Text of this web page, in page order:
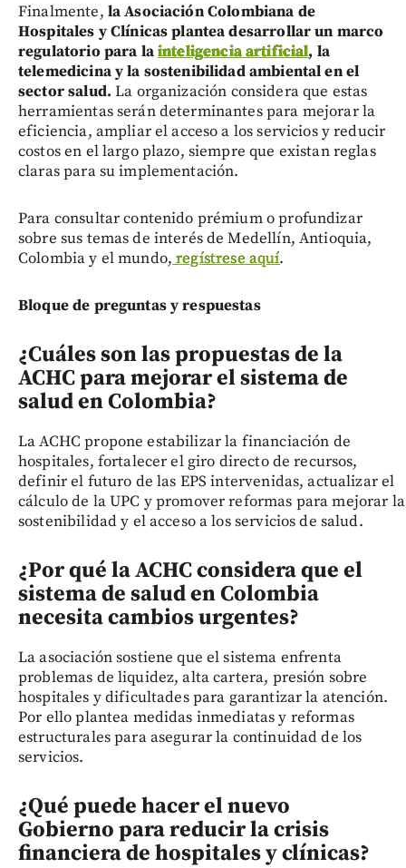
Finalmente, la Asociación Colombiana de
Hospitales y Clínicas plantea desarrollar un marco
regulatorio para lainteligencia artificial, la
telemedicina y la sostenibilidad ambiental en el
sector salud.La organización considera que estas
herramientas serán determinantes para mejorar la
eficiencia, ampliar el acceso a los servicios y reducir
costos en el largo plazo, siempre que existan reglas
claras para su implementación.
Para consultar contenido prémium o profundizar
sobre sus temas de interés de Medellín, Antioquia,
Colombia y el mundo, regístrese aquí.
Bloque de preguntas y respuestas
¿Cuáles son las propuestas de la
ACHC para mejorar el sistema de
salud en Colombia?
La ACHC propone estabilizar la financiación de
hospitales, fortalecer el giro directo de recursos,
definir el futuro de las EPS intervenidas, actualizar el
cálculo de la UPC y promover reformas para mejorar la
sostenibilidad y el acceso a los servicios de salud.
¿Por qué la ACHC considera que el
sistema de salud en Colombia
necesita cambios urgentes?
La asociación sostiene que el sistema enfrenta
problemas de liquidez, alta cartera, presión sobre
hospitales y dificultades para garantizar la atención.
Por ello plantea medidas inmediatas y reformas
estructurales para asegurar la continuidad de los
servicios.
¿Qué puede hacer el nuevo
Gobierno para reducir la crisis
financiera de hospitales y clínicas?